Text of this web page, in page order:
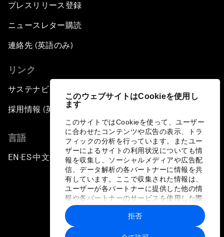
このウェブサイトはCookieを使用し
ます
このサイトではCookieを使って、ユーザー
に合わせたコンテンツや広告の表示、トラ
フィックの分析を行っています。またユー
ザーによるサイトの利用状況についても情
報を収集し、ソーシャルメディアや広告配
信、データ解析の各パートナーに情報を共
有しています。ここで収集された情報は、
ユーザーが各パートナーに提供した他の情
報や各パートナーのサービスを使用した際
に収集された情報と組み合わされ、各パー
トナーによって使用されることがありま
す。
拒否
プレスリリース登録
ニュースレター購読
連絡先 (英語のみ)
リンク
サステナビリティへの取り組み
採用情報 (英語のみ)
言語
EN ▪ ES▪中文▪ 日本語
プライバシーポリシーと利用規約